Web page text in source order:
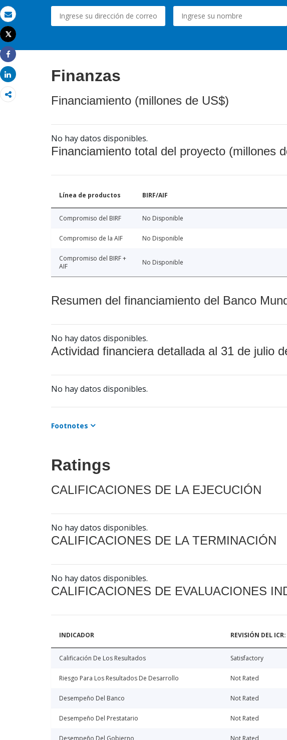
Correo electrónico
Imprimir
Tweet
Share
Share
Finanzas
Financiamiento (millones de US$)
No hay datos disponibles.
Financiamiento total del proyecto (millones
Línea de productos BIRF/AIF
Compromiso del BIRF No Disponible
Compromiso de la AIF No Disponible
Compromiso del BIRF +
AIF
No Disponible
Resumen del financiamiento del Banco
No hay datos disponibles.
Actividad financiera detallada al 31 de julio
No hay datos disponibles.
Footnotes
Ratings
CALIFICACIONES DE LA EJECUCIÓN
No hay datos disponibles.
CALIFICACIONES DE LA TERMINACIÓN
No hay datos disponibles.
CALIFICACIONES DE EVALUACIONES
INDICADOR REVISIÓN DEL
Calificación De Los Resultados Satisfactory
Riesgo Para Los Resultados De Desarrollo Not Rated
Desempeño Del Banco Not Rated
Desempeño Del Prestatario Not Rated